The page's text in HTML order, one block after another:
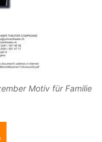
Motiv für Familie